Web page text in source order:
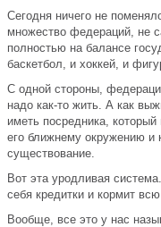
Сегодня ничего не
множество федераций, не
полностью на балансе
баскетбол, и хоккей, и
С одной стороны,
надо как-то жить. А как
иметь посредника,
его ближнему окружению и
существование.
Вот эта уродливая
себя кредитки и кормит
Вообще, все это у нас